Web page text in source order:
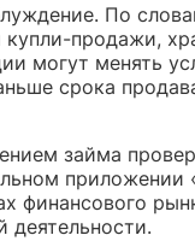
По
продажи,
могут менять
срока
займа
приложении
финансового
деятельности.